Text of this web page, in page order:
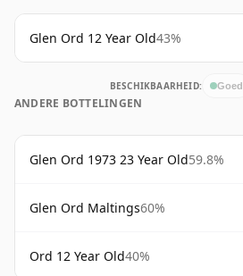
Glen Ord 12 Year Old43%
BESCHIKBAARHEID: Goed
ANDERE BOTTELINGEN
Glen Ord 1973 23 Year Old59.8%
Glen Ord Maltings60%
Ord 12 Year Old40%